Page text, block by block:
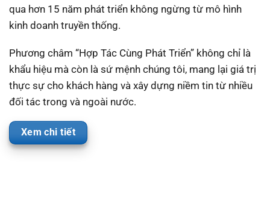
qua hơn 15 năm phát triển không ngừng từ mô hình
kinh doanh truyền thống.
Phương châm “Hợp Tác Cùng Phát Triển” không chỉ là
khẩu hiệu mà còn là sứ mệnh chúng tôi, mang lại giá trị
thực sự cho khách hàng và xây dựng niềm tin từ nhiều
đối tác trong và ngoài nước.
Xem chi tiết